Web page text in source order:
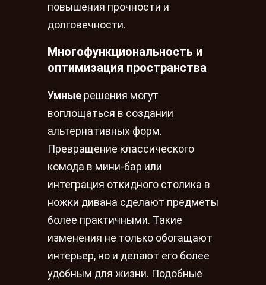
повышения прочности и
долговечности.
Многофункциональность и
оптимизация пространства
Умные решения могут
воплощаться в создании
альтернативных форм.
Превращение классического
комода в мини-бар или
интеграция откидного столика в
ножки дивана сделают предметы
более практичными. Такие
изменения не только обогащают
интерьер, но и делают его более
удобным для жизни. Подобные